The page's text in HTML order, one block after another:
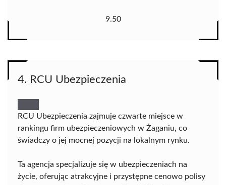
9.50
4. RCU Ubezpieczenia
RCU Ubezpieczenia zajmuje czwarte miejsce w
rankingu firm ubezpieczeniowych w Żaganiu, co
świadczy o jej mocnej pozycji na lokalnym rynku.
Ta agencja specjalizuje się w ubezpieczeniach na
życie, oferując atrakcyjne i przystępne cenowo polisy